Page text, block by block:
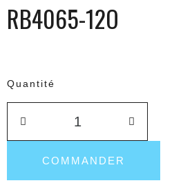
RB4065-12O
Quantité
COMMANDER